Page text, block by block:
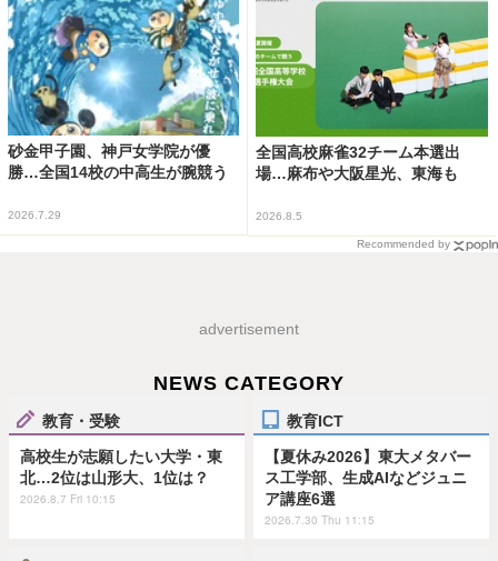
砂金甲子園、神戸女学院が優
勝…全国14校の中高生が腕競う
2026.7.29
全国高校麻雀32チーム本選出
場…麻布や大阪星光、東海も
2026.8.5
Recommended by
advertisement
NEWS CATEGORY
教育・受験
高校生が志願したい大学・東
北…2位は山形大、1位は？
2026.8.7 Fri 10:15
教育ICT
【夏休み2026】東大メタバー
ス工学部、生成AIなどジュニ
ア講座6選
2026.7.30 Thu 11:15